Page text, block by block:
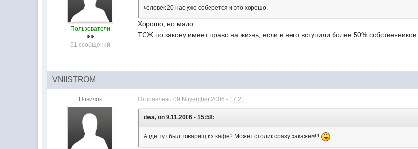
Пользователи
61 сообщений
человек 20 нас уже соберется и это хорошо.
Хорошо, но мало...
ТСЖ по закону имеет право на жизнь, если в него вступили более 50% собственников.
VNIISTROM
Новичок Отправлено09 November 2006 - 17:21
dwa, on 9.11.2006 - 15:58:
А где тут был товарищ из кафе? Может столик сразу закажем!!!